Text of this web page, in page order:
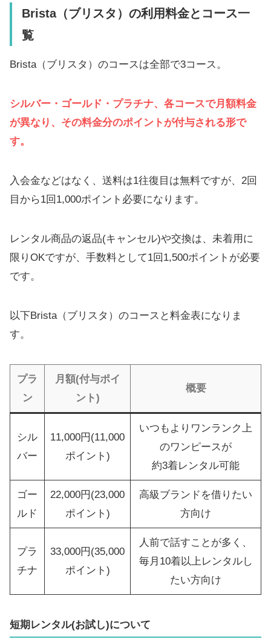
Brista（ブリスタ）の利用料金とコース一
覧
Brista（ブリスタ）のコースは全部で3コース。
シルバー・ゴールド・プラチナ、各コースで月額料金
が異なり、その料金分のポイントが付与される形で
す。
入会金などはなく、送料は1往復目は無料ですが、2回
目から1回1,000ポイント必要になります。
レンタル商品の返品(キャンセル)や交換は、未着用に
限りOKですが、手数料として1回1,500ポイントが必要
です。
以下Brista（ブリスタ）のコースと料金表になりま
す。
プラ
ン
月額(付与ポイ
ント)
概要
シル
バー
11,000円(11,000
ポイント)
いつもよりワンランク上
のワンピースが
約3着レンタル可能
ゴー
ルド
22,000円(23,000
ポイント)
高級ブランドを借りたい
方向け
プラ
チナ
33,000円(35,000
ポイント)
人前で話すことが多く、
毎月10着以上レンタルし
たい方向け
短期レンタル(お試し)について